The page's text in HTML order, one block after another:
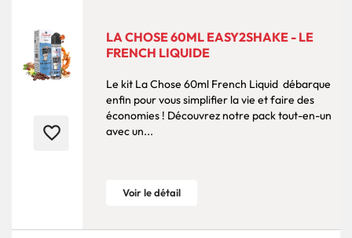
favorite_border
LA CHOSE 60ML EASY2SHAKE - LE
FRENCH LIQUIDE
Le kit La Chose 60ml French Liquid débarque
enfin pour vous simplifier la vie et faire des
économies ! Découvrez notre pack tout-en-un
avec un...
Voir le détail